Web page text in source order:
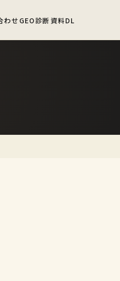
わせGEO診断 資料DL